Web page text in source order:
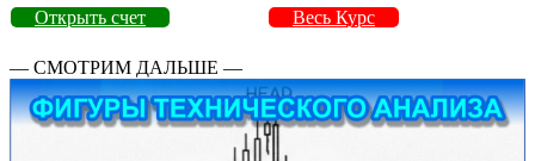
Открыть счет Весь Курс
— СМОТРИМ ДАЛЬШЕ —